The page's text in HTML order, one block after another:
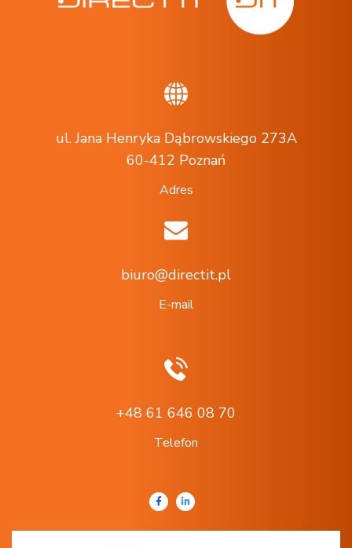
ul. Jana Henryka Dąbrowskiego 273A
60-412 Poznań
Adres
biuro@directit.pl
E-mail
+48 61 646 08 70
Telefon